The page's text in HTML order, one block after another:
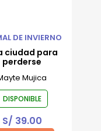
DE INVIERNO
ciudad para
perderse
Mujica
DISPONIBLE
S/ 39.00